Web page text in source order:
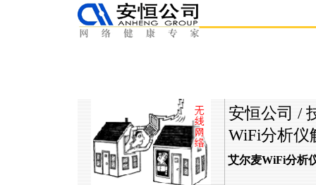
安恒公司 /
WiFi分析仪
艾尔麦WiFi分析